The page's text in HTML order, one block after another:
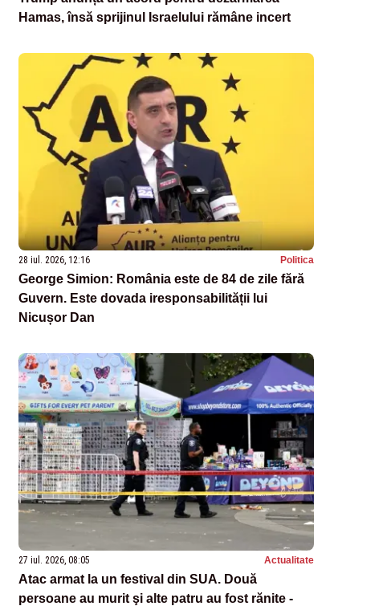
Hamas, însă sprijinul Israelului rămâne incert
28 iul. 2026, 12:16 Politica
George Simion: România este de 84 de zile fără
Guvern. Este dovada iresponsabilității lui
Nicușor Dan
27 iul. 2026, 08:05 Actualitate
Atac armat la un festival din SUA. Două
persoane au murit şi alte patru au fost rănite -